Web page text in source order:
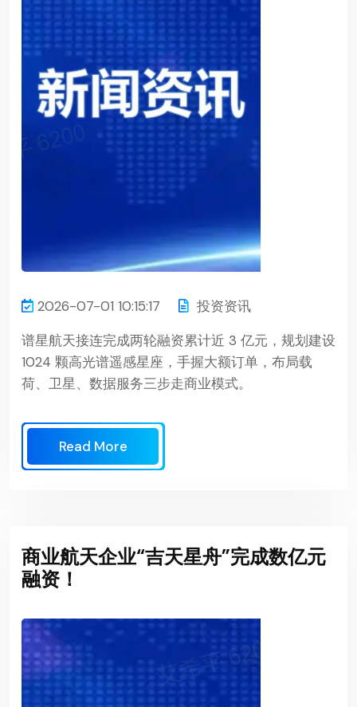
2026-07-01 10:15:17
投资资讯
谱星航天接连完成两轮融资累计近 3 亿元，规划建设
1024 颗高光谱遥感星座，手握大额订单，布局载
荷、卫星、数据服务三步走商业模式。
Read More
商业航天企业“吉天星舟”完成数亿元
融资！